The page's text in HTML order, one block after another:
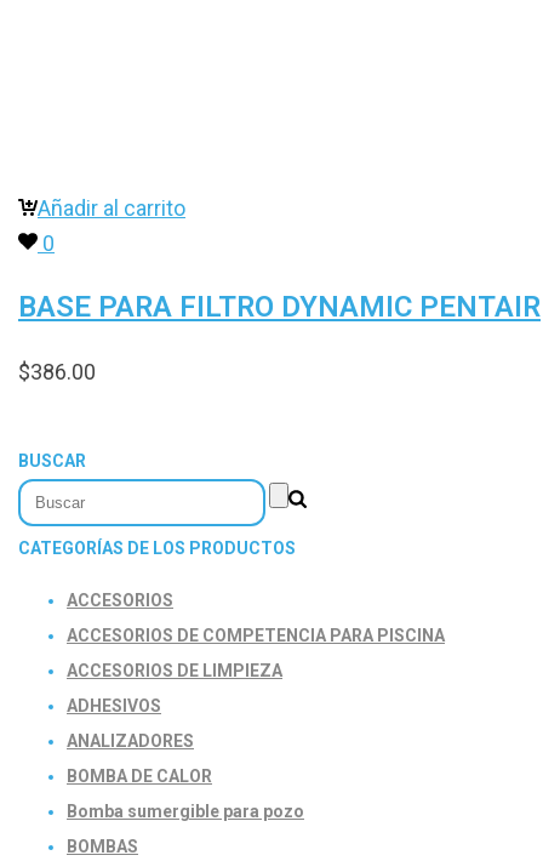
Añadir al carrito
0
BASE PARA FILTRO DYNAMIC PENTAIR
$386.00
BUSCAR
CATEGORÍAS DE LOS PRODUCTOS
ACCESORIOS
ACCESORIOS DE COMPETENCIA PARA PISCINA
ACCESORIOS DE LIMPIEZA
ADHESIVOS
ANALIZADORES
BOMBA DE CALOR
Bomba sumergible para pozo
BOMBAS